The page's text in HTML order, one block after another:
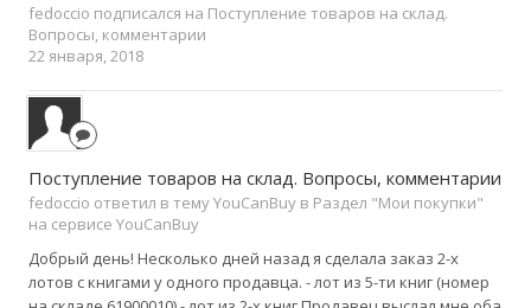
fedoccio подписался на Поступление товаров на склад.
Вопросы, комментарии
22 января, 2018
Поступление товаров на склад. Вопросы, комментарии
fedoccio ответил в тему YouCanBuy в Раздел "Мои покупки"
на сервисе YouCanBuy
Добрый день! Несколько дней назад я сделала заказ 2-х
лотов с книгами у одного продавца. - лот из 5-ти книг (номер